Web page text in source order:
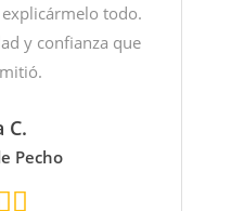
todo.
y confianza que
C.
Pecho